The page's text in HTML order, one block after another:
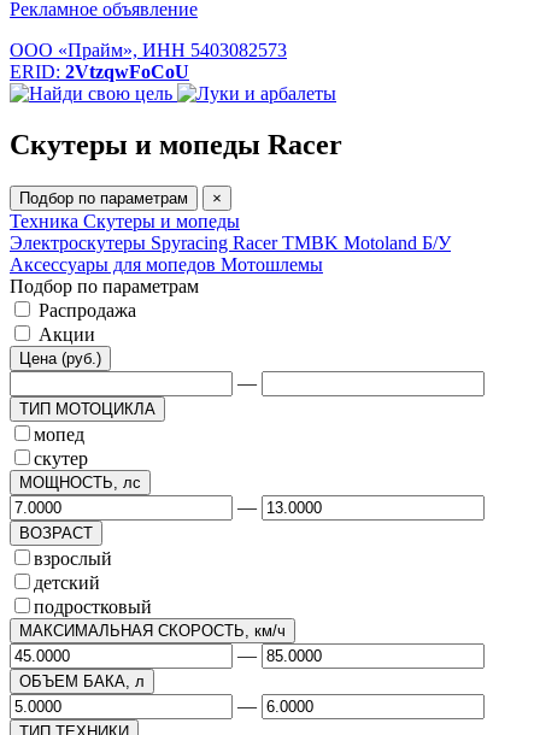
Рекламное объявление
ООО «Прайм», ИНН 5403082573
ERID: 2VtzqwFoCoU
Скутеры и мопеды Racer
Подбор по параметрам ×
Техника Скутеры и мопеды
Электроскутеры Spyracing RacerTMBK Motoland Б/У
Аксессуары для мопедов Мотошлемы
Подбор по параметрам
Распродажа
Акции
Цена (руб.)
—
ТИП МОТОЦИКЛА
мопед
скутер
МОЩНОСТЬ, лс
—
ВОЗРАСТ
взрослый
детский
подростковый
МАКСИМАЛЬНАЯ СКОРОСТЬ, км/ч
—
ОБЪЕМ БАКА, л
—